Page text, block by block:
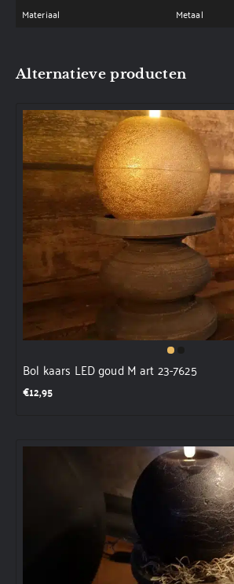
Materiaal Metaal
Alternatieve producten
Bol kaars LED goud M art 23-7625
€12,95